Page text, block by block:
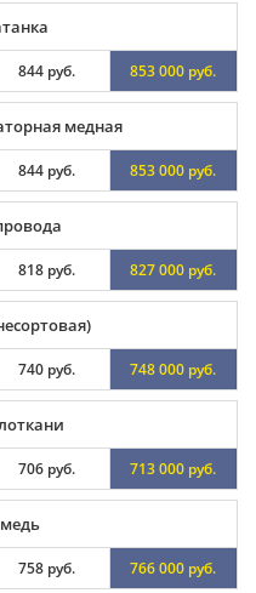
844 руб. 853 000 руб.
медная
844 руб. 853 000 руб.
818 руб. 827 000 руб.
740 руб. 748 000 руб.
706 руб. 713 000 руб.
758 руб. 766 000 руб.